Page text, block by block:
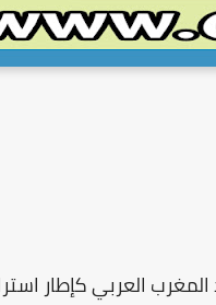
المغرب العربي كإطار